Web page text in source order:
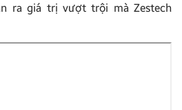
ra giá trị vượt trội mà Zestech